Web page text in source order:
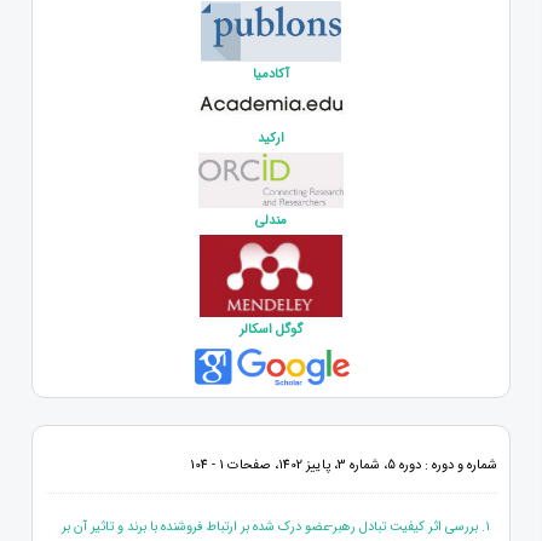
آکادمیا
ارکید
مندلی
گوگل اسکالر
شماره و دوره : دوره 5، شماره 3، پاییز 1402، صفحات 1 - 104
1. بررسی اثر کیفیت تبادل رهبر-عضو درک شده بر ارتباط فروشنده با برند و تاثیر آن بر